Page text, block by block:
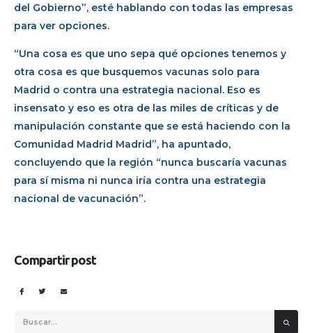
del Gobierno”, esté hablando con todas las empresas
para ver opciones.
“Una cosa es que uno sepa qué opciones tenemos y
otra cosa es que busquemos vacunas solo para
Madrid o contra una estrategia nacional. Eso es
insensato y eso es otra de las miles de críticas y de
manipulación constante que se está haciendo con la
Comunidad Madrid Madrid”, ha apuntado,
concluyendo que la región “nunca buscaría vacunas
para sí misma ni nunca iría contra una estrategia
nacional de vacunación”.
Compartir post